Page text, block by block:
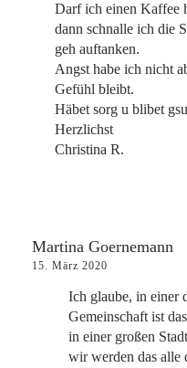
Darf ich einen Kaffee
dann schnalle ich die
geh auftanken.
Angst habe ich nicht
Gefühl bleibt.
Häbet sorg u blibet
Herzlichst
Christina R.
Martina Goernemann
15. März 2020
Ich glaube, in einer
Gemeinschaft ist
in einer großen
wir werden das alle